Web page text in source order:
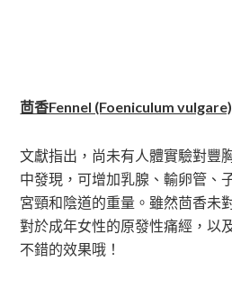
茴香Fennel (Foeniculum vulgare)
文獻指出，尚未有人體實驗對豐
中發現，可增加乳腺、輸卵管、
宮頸和陰道的重量。雖然茴香未
對於成年女性的原發性痛經，以
不錯的效果哦！